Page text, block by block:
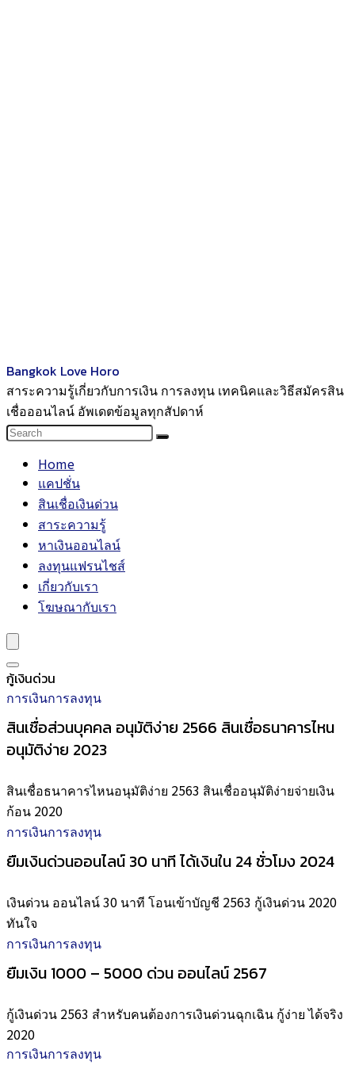
Bangkok Love Horo
สาระความรู้เกี่ยวกับการเงิน การลงทุน เทคนิคและวิธีสมัครสิน
เชื่อออนไลน์ อัพเดตข้อมูลทุกสัปดาห์
Home
แคปชั่น
สินเชื่อเงินด่วน
สาระความรู้
หาเงินออนไลน์
ลงทุนแฟรนไชส์
เกี่ยวกับเรา
โฆษณากับเรา
กู้เงินด่วน
การเงินการลงทุน
สินเชื่อส่วนบุคคล อนุมัติง่าย 2566 สินเชื่อธนาคารไหน
อนุมัติง่าย 2023
สินเชื่อธนาคารไหนอนุมัติง่าย 2563 สินเชื่ออนุมัติง่ายจ่ายเงิน
ก้อน 2020
การเงินการลงทุน
ยืมเงินด่วนออนไลน์ 30 นาที ได้เงินใน 24 ชั่วโมง 2024
เงินด่วน ออนไลน์ 30 นาที โอนเข้าบัญชี 2563 กู้เงินด่วน 2020
ทันใจ
การเงินการลงทุน
ยืมเงิน 1000 – 5000 ด่วน ออนไลน์ 2567
กู้เงินด่วน 2563 สำหรับคนต้องการเงินด่วนฉุกเฉิน กู้ง่าย ได้จริง
2020
การเงินการลงทุน